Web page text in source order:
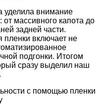
уделила внимание
массивного капота до
задней части.
пленки включает не
подгонки. Итогом
сразу выделил наш
с помощью пленки